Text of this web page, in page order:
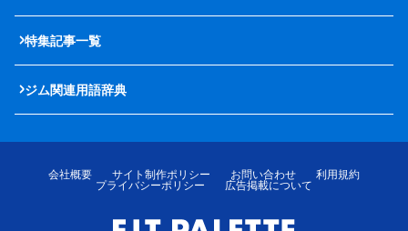
特集記事一覧
ジム関連用語辞典
会社概要 サイト制作ポリシー お問い合わせ
利用規約
プライバシーポリシー
広告掲載について